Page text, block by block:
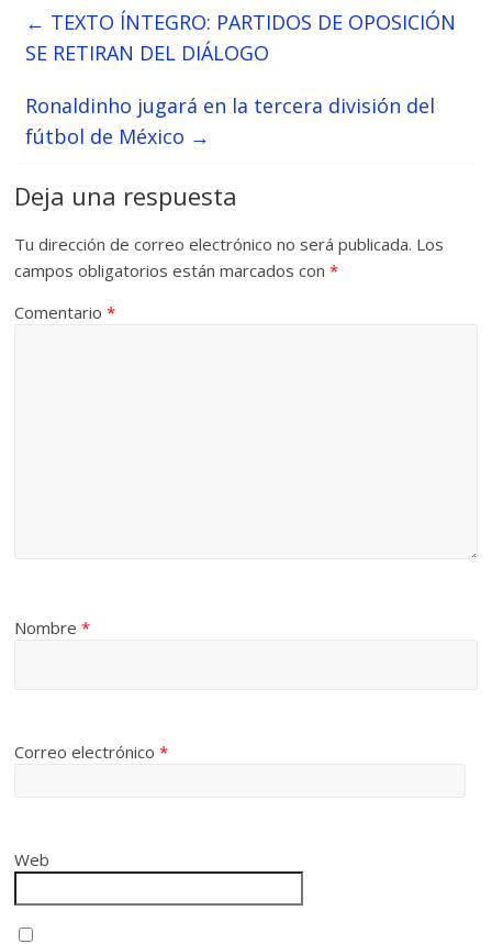
A
p
p
t o
o
k
n
er
e a g
m
p
ti
r
← TEXTO ÍNTEGRO: PARTIDOS DE OPOSICIÓN
SE RETIRAN DEL DIÁLOGO
Ronaldinho jugará en la tercera división del
fútbol de México →
Deja una respuesta
Tu dirección de correo electrónico no será publicada. Los
campos obligatorios están marcados con*
Comentario*
Nombre*
Correo electrónico*
Web